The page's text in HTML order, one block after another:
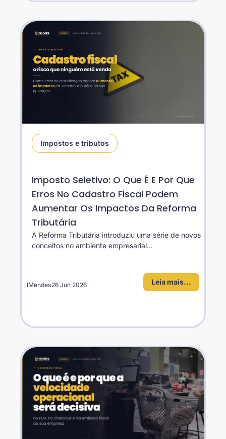
Impostos e tributos
Imposto Seletivo: O Que É E Por Que
Erros No Cadastro Fiscal Podem
Aumentar Os Impactos Da Reforma
Tributária
A Reforma Tributária introduziu uma série de novos
conceitos no ambiente empresarial...
Leia mais...
IMendes26 Jun 2026